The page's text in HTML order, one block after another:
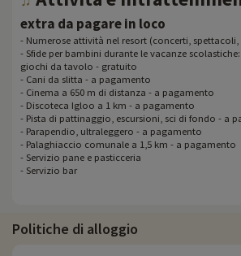
extra da pagare in loco
- Numerose attività nel resort (concerti, spettacoli,
- Sfide per bambini durante le vacanze
giochi da tavolo - gratuito
- Cani da slitta - a pagamento
- Cinema a 650 m di distanza - a pagamento
- Discoteca Igloo a 1 km - a pagamento
- Pista di pattinaggio, escursioni, sci di fondo - a
- Parapendio, ultraleggero - a pagamento
- Palaghiaccio comunale a 1,5 km - a pagamento
- Servizio pane e pasticceria
- Servizio bar
Politiche di alloggio